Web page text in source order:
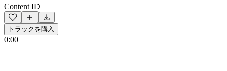
Content ID
トラックを購入
0:00